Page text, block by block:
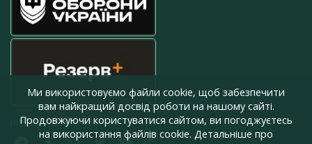
press@armyinform.com.ua
Ми використовуємо файли cookie, щоб забезпечити
вам найкращий досвід роботи на нашому сайті.
Продовжуючи користуватися сайтом, ви погоджуєтесь
на використання файлів cookie. Детальніше про